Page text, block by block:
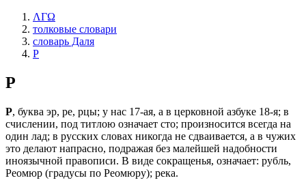
ΛΓΩ
толковые словари
словарь Даля
Р
Р
Р, буква эр, ре, рцы; у нас 17-ая, а в церковной азбуке 18-я; в
счислении, под титлою означает сто; произносится всегда на
один лад; в русских словах никогда не сдваивается, а в чужих
это делают напрасно, подражая без малейшей надобности
иноязычной правописи. В виде сокращенья, означает: рубль,
Реомюр (градусы по Реомюру); река.